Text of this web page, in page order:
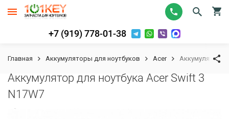
+7 (919) 778-01-38
Главная Аккумуляторы для ноутбуков Acer Аккумулятор
Аккумулятор для ноутбука Acer Swift 3
N17W7